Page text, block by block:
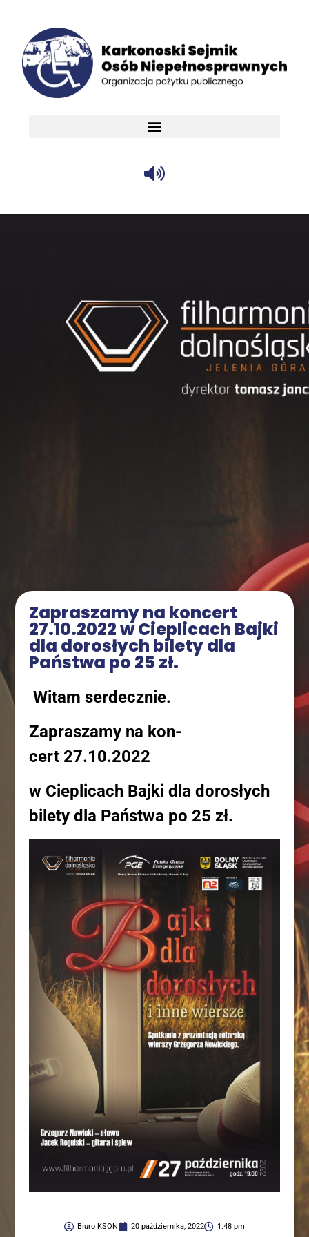
Zapra­sza­my na kon­cert
27.10.2022 w Cie­pli­cach Baj­ki
dla doro­słych bile­ty dla
Pań­stwa po 25 zł.
Witam serdecznie.
Zapra­sza­my na kon­
cert 27.10.2022
w Cie­pli­cach Baj­ki dla doro­słych
bile­ty dla Pań­stwa po 25 zł.
Biuro KSON 20 października, 2022 1:48 pm